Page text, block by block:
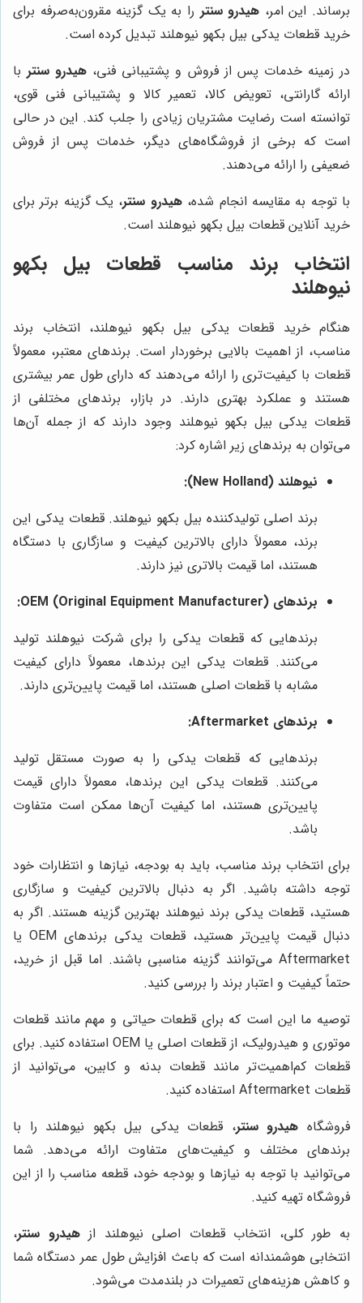
برساند. این امر، هیدرو سنتر را به یک گزینه مقرون‌به‌صرفه برای
خرید قطعات یدکی بیل بکهو نیوهلند تبدیل کرده است.
در زمینه خدمات پس از فروش و پشتیبانی فنی، هیدرو سنتربا
ارائه گارانتی، تعویض کالا، تعمیر کالا و پشتیبانی فنی قوی،
توانسته است رضایت مشتریان زیادی را جلب کند. این در حالی
است که برخی از فروشگاه‌های دیگر، خدمات پس از فروش
ضعیفی را ارائه می‌دهند.
با توجه به مقایسه انجام شده،هیدرو سنتر، یک گزینه برتر برای
خرید آنلاین قطعات بیل بکهو نیوهلند است.
انتخاب برند مناسب قطعات بیل بکهو
نیوهلند
هنگام خرید قطعات یدکی بیل بکهو نیوهلند، انتخاب برند
مناسب، از اهمیت بالایی برخوردار است. برندهای معتبر، معمولاً
قطعات با کیفیت‌تری را ارائه می‌دهند که دارای طول عمر بیشتری
هستند و عملکرد بهتری دارند. در بازار، برندهای مختلفی از
قطعات یدکی بیل بکهو نیوهلند وجود دارند که از جمله آن‌ها
می‌توان به برندهای زیر اشاره کرد:
نیوهلند (New Holland):
برند اصلی تولیدکننده بیل بکهو نیوهلند. قطعات یدکی این
برند، معمولاً دارای بالاترین کیفیت و سازگاری با دستگاه
هستند، اما قیمت بالاتری نیز دارند.
برندهای OEM (Original Equipment Manufacturer):
برندهایی که قطعات یدکی را برای شرکت نیوهلند تولید
می‌کنند. قطعات یدکی این برندها، معمولاً دارای کیفیت
مشابه با قطعات اصلی هستند، اما قیمت پایین‌تری دارند.
برندهای Aftermarket:
برندهایی که قطعات یدکی را به صورت مستقل تولید
می‌کنند. قطعات یدکی این برندها، معمولاً دارای قیمت
پایین‌تری هستند، اما کیفیت آن‌ها ممکن است متفاوت
باشد.
برای انتخاب برند مناسب، باید به بودجه، نیازها و انتظارات خود
توجه داشته باشید. اگر به دنبال بالاترین کیفیت و سازگاری
هستید، قطعات یدکی برند نیوهلند بهترین گزینه هستند. اگر به
دنبال قیمت پایین‌تر هستید، قطعات یدکی برندهای OEM یا
Aftermarket می‌توانند گزینه مناسبی باشند. اما قبل از خرید،
حتماً کیفیت و اعتبار برند را بررسی کنید.
توصیه ما این است که برای قطعات حیاتی و مهم مانند قطعات
موتوری و هیدرولیک، از قطعات اصلی یا OEM استفاده کنید. برای
قطعات کم‌اهمیت‌تر مانند قطعات بدنه و کابین، می‌توانید از
قطعات Aftermarket استفاده کنید.
فروشگاه هیدرو سنتر، قطعات یدکی بیل بکهو نیوهلند را با
برندهای مختلف و کیفیت‌های متفاوت ارائه می‌دهد. شما
می‌توانید با توجه به نیازها و بودجه خود، قطعه مناسب را از این
فروشگاه تهیه کنید.
به طور کلی، انتخاب قطعات اصلی نیوهلند ازهیدرو سنتر،
انتخابی هوشمندانه است که باعث افزایش طول عمر دستگاه شما
و کاهش هزینه‌های تعمیرات در بلندمدت می‌شود.